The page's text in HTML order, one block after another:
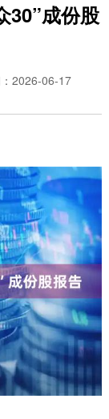
30”成份股
2026-06-17